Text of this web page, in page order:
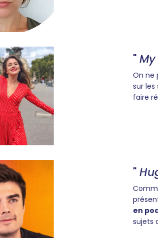
"
On ne
sur les
faire
"
en
sujets